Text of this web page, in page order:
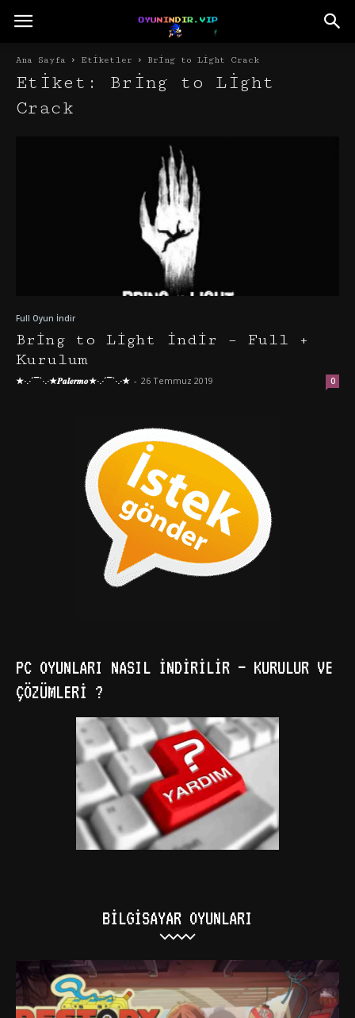
Ana Sayfa Etiketler Bring to Light Crack
Etiket: Bring to Light
Crack
Full Oyun İndir
Bring to Light İndir – Full +
Kurulum
★·.·´¯`·.·★𝑷𝒂𝒍𝒆𝒓𝒎𝒐★·.·´¯`·.·★ - 26 Temmuz 2019 0
PC OYUNLARI NASIL İNDIRILIR – KURULUR VE
ÇÖZÜMLERI ?
BILGISAYAR OYUNLARI